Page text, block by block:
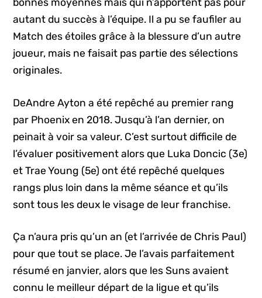
bonnes moyennes mais qui n’apportent pas pour
autant du succès à l’équipe. Il a pu se faufiler au
Match des étoiles grâce à la blessure d’un autre
joueur, mais ne faisait pas partie des sélections
originales.
DeAndre Ayton a été repêché au premier rang
par Phoenix en 2018. Jusqu’à l’an dernier, on
peinait à voir sa valeur. C’est surtout difficile de
l’évaluer positivement alors que Luka Doncic (3e)
et Trae Young (5e) ont été repêché quelques
rangs plus loin dans la même séance et qu’ils
sont tous les deux le visage de leur franchise.
Ça n’aura pris qu’un an (et l’arrivée de Chris Paul)
pour que tout se place. Je l’avais parfaitement
résumé en janvier, alors que les Suns avaient
connu le meilleur départ de la ligue et qu’ils